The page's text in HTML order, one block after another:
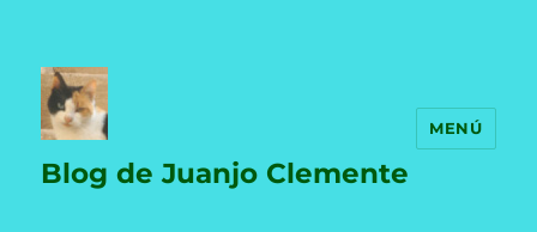
Blog de Juanjo Clemente
MENÚ